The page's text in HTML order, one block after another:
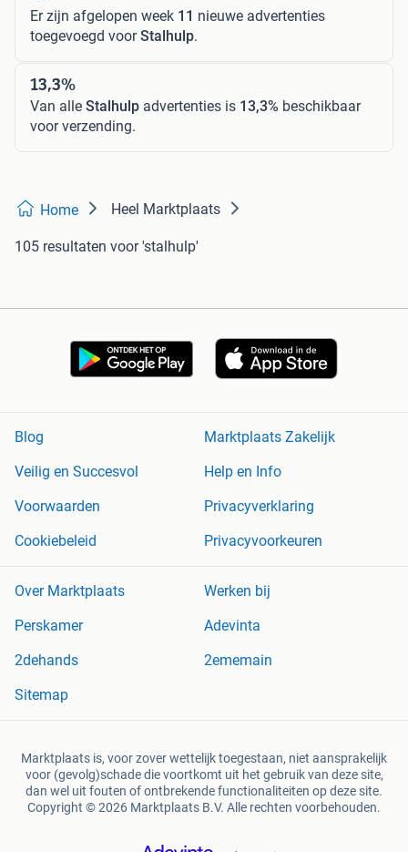
Er zijn afgelopen week 11 nieuwe advertenties
toegevoegd voorStalhulp.
13,3%
Van alle Stalhulp advertenties is 13,3% beschikbaar
voor verzending.
Home Heel Marktplaats
105 resultaten voor 'stalhulp'
Blog
Marktplaats Zakelijk
Veilig en Succesvol
Help en Info
Voorwaarden
Privacyverklaring
Cookiebeleid
Privacyvoorkeuren
Over Marktplaats
Werken bij
Perskamer
Adevinta
2dehands
2ememain
Sitemap
Marktplaats is, voor zover wettelijk toegestaan, niet aansprakelijk
voor (gevolg)schade die voortkomt uit het gebruik van deze site,
dan wel uit fouten of ontbrekende functionaliteiten op deze site.
Copyright © 2026 Marktplaats B.V. Alle rechten voorbehouden.